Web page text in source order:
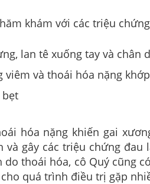
khám với các triệu
lan tê xuống tay và chân
viêm và thoái hóa nặng
bẹt
hóa nặng khiến gai
và gây các triệu chứng
thoái hóa, cô Quý cũng
quá trình điều trị gặp